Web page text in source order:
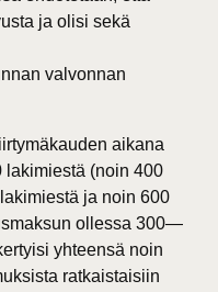
ja olisi sekä
valvonnan
aikana
lakimiestä (noin 400
ja noin 600
ollessa 300—
yhteensä noin
ratkaistaisiin